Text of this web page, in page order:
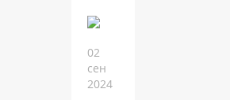
02
сен
2024